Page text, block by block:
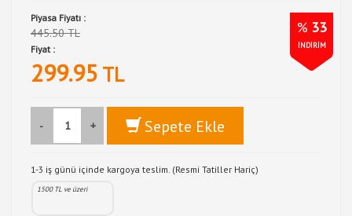
Piyasa Fiyatı :
445.50 TL % 33
İNDİRİM
Fiyat :
299.95 TL
- + Sepete Ekle
1-3 iş günü içinde kargoya teslim. (Resmi Tatiller Hariç)
1500 TL ve üzeri